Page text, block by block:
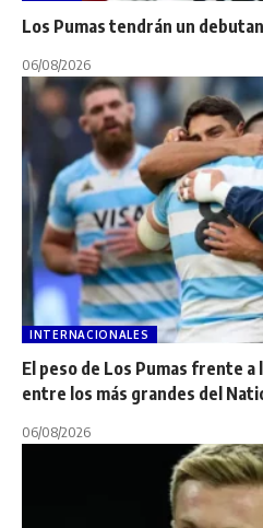
Los Pumas tendrán un
06/08/2026
INTERNACIONALES
El peso de Los Pumas frente a
entre los más grandes del
06/08/2026